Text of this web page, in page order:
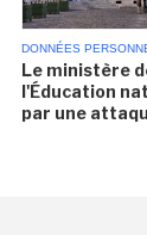
DONNÉES
Le ministère
l'Éducation
par une